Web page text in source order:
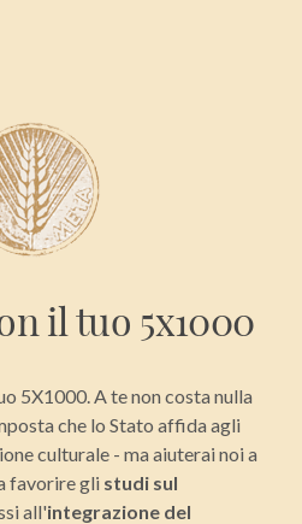
il tuo 5x1000
5X1000. A te non costa nulla
che lo Stato affida agli
culturale - ma aiuterai noi a
favorire gli studi sul
all'integrazione del